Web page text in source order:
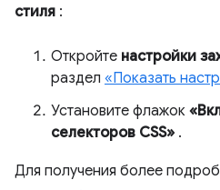
стиля :
Откройте настройки
раздел «Показать
Установите флажок
селекторов CSS» .
Для получения более